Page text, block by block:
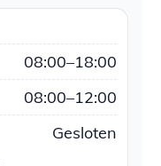
08:00–18:00
08:00–12:00
Gesloten